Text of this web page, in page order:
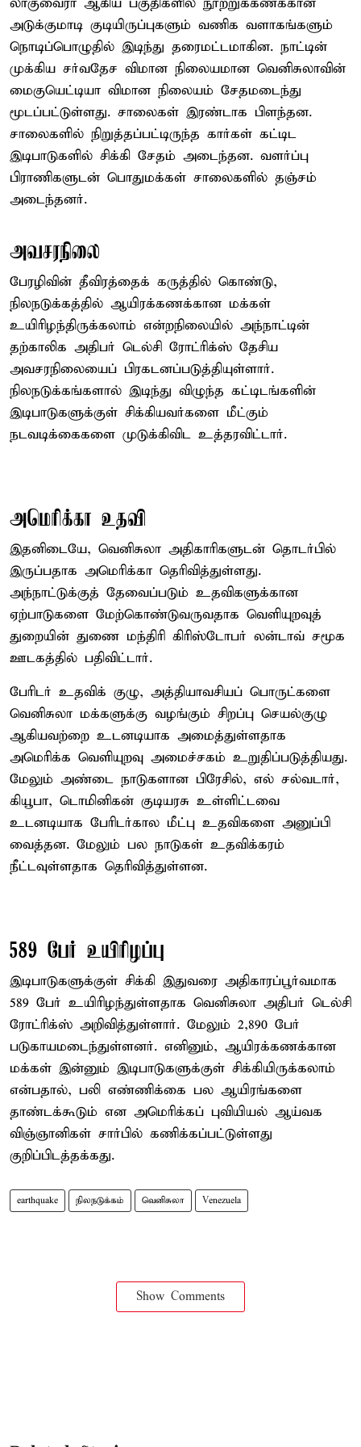
அடுக்குமாடி குடியிருப்புகளும் வணிக வளாகங்களும்
நொடிப்பொழுதில் இடிந்து தரைமட்டமாகின. நாட்டின்
முக்கிய சர்வதேச விமான நிலையமான வெனிசுலாவின்
மைகுயெட்டியா விமான நிலையம் சேதமடைந்து
மூடப்பட்டுள்ளது. சாலைகள் இரண்டாக பிளந்தன.
சாலைகளில் நிறுத்தப்பட்டிருந்த கார்கள் கட்டிட
இடிபாடுகளில் சிக்கி சேதம் அடைந்தன. வளர்ப்பு
பிராணிகளுடன் பொதுமக்கள் சாலைகளில் தஞ்சம்
அடைந்தனர்.
அவசரநிலை
பேரழிவின் தீவிரத்தைக் கருத்தில் கொண்டு,
நிலநடுக்கத்தில் ஆயிரக்கணக்கான மக்கள்
உயிரிழந்திருக்கலாம் என்றநிலையில் அந்நாட்டின்
தற்காலிக அதிபர் டெல்சி ரோட்ரிக்ஸ் தேசிய
அவசரநிலையைப் பிரகடனப்படுத்தியுள்ளார்.
நிலநடுக்கங்களால் இடிந்து விழுந்த கட்டிடங்களின்
இடிபாடுகளுக்குள் சிக்கியவர்களை மீட்கும்
நடவடிக்கைகளை முடுக்கிவிட உத்தரவிட்டார்.
அமெரிக்கா உதவி
இதனிடையே, வெனிசுலா அதிகாரிகளுடன் தொடர்பில்
இருப்பதாக அமெரிக்கா தெரிவித்துள்ளது.
அந்நாட்டுக்குத் தேவைப்படும் உதவிகளுக்கான
ஏற்பாடுகளை மேற்கொண்டுவருவதாக வெளியுறவுத்
துறையின் துணை மந்திரி கிரிஸ்டோபர் லன்டாவ் சமூக
ஊடகத்தில் பதிவிட்டார்.
பேரிடர் உதவிக் குழு, அத்தியாவசியப் பொருட்களை
வெனிசுலா மக்களுக்கு வழங்கும் சிறப்பு செயல்குழு
ஆகியவற்றை உடனடியாக அமைத்துள்ளதாக
அமெரிக்க வெளியுறவு அமைச்சகம் உறுதிப்படுத்தியது.
மேலும் அண்டை நாடுகளான பிரேசில், எல் சல்வடார்,
கியூபா, டொமினிகன் குடியரசு உள்ளிட்டவை
உடனடியாக பேரிடர்கால மீட்பு உதவிகளை அனுப்பி
வைத்தன. மேலும் பல நாடுகள் உதவிக்கரம்
நீட்டவுள்ளதாக தெரிவித்துள்ளன.
589 பேர் உயிரிழப்பு
இடிபாடுகளுக்குள் சிக்கி இதுவரை அதிகாரப்பூர்வமாக
589 பேர் உயிரிழந்துள்ளதாக வெனிசுலா அதிபர் டெல்சி
ரோட்ரிக்ஸ் அறிவித்துள்ளார். மேலும் 2,890 பேர்
படுகாயமடைந்துள்ளனர். எனினும், ஆயிரக்கணக்கான
மக்கள் இன்னும் இடிபாடுகளுக்குள் சிக்கியிருக்கலாம்
என்பதால், பலி எண்ணிக்கை பல ஆயிரங்களை
தாண்டக்கூடும் என அமெரிக்கப் புவியியல் ஆய்வக
விஞ்ஞானிகள் சார்பில் கணிக்கப்பட்டுள்ளது
குறிப்பிடத்தக்கது.
earthquake நிலநடுக்கம் வெனிசுலா Venezuela
Show Comments